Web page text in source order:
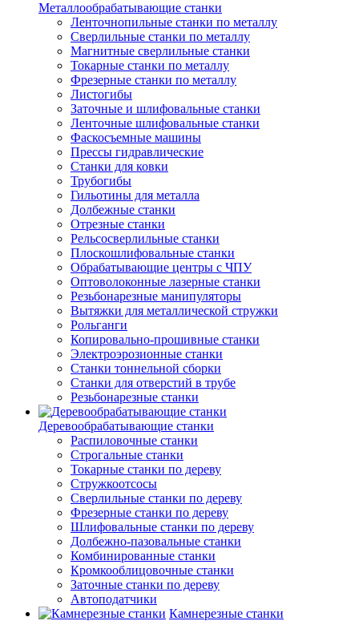
Металлообрабатывающие станки
Ленточнопильные станки по металлу
Сверлильные станки по металлу
Магнитные сверлильные станки
Токарные станки по металлу
Фрезерные станки по металлу
Листогибы
Заточные и шлифовальные станки
Ленточные шлифовальные станки
Фаскосъемные машины
Прессы гидравлические
Станки для ковки
Трубогибы
Гильотины для металла
Долбежные станки
Отрезные станки
Рельсосверлильные станки
Плоскошлифовальные станки
Обрабатывающие центры с ЧПУ
Оптоволоконные лазерные станки
Резьбонарезные манипуляторы
Вытяжки для металлической стружки
Рольганги
Копировально-прошивные станки
Электроэрозионные станки
Станки тоннельной сборки
Станки для отверстий в трубе
Резьбонарезные станки
Деревообрабатывающие станки
Распиловочные станки
Строгальные станки
Токарные станки по дереву
Стружкоотсосы
Сверлильные станки по дереву
Фрезерные станки по дереву
Шлифовальные станки по дереву
Долбежно-пазовальные станки
Комбинированные станки
Кромкооблицовочные станки
Заточные станки по дереву
Автоподатчики
Камнерезные станки